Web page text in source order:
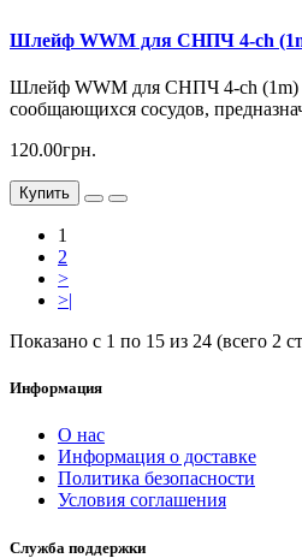
Шлейф WWM для СНПЧ 4-ch
Шлейф WWM для СНПЧ 4-ch (1m)
сообщающихся сосудов,
120.00грн.
Купить
1
2
>
>|
Показано с 1 по 15 из 24 (всего 2
Информация
О нас
Информация о доставке
Политика безопасности
Условия соглашения
Служба поддержки